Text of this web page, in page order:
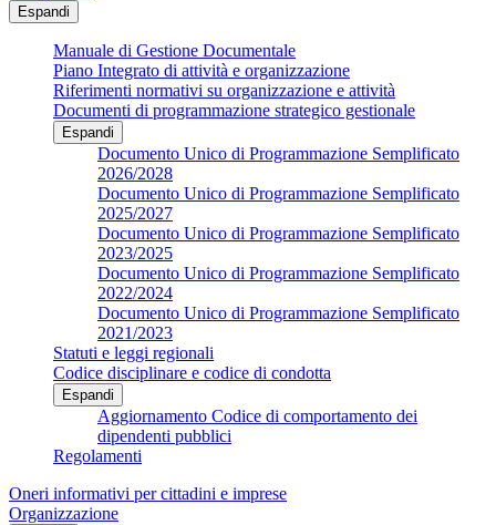
Espandi
Manuale di Gestione Documentale
Piano Integrato di attività e organizzazione
Riferimenti normativi su organizzazione e attività
Documenti di programmazione strategico gestionale
Espandi
Documento Unico di Programmazione Semplificato
2026/2028
Documento Unico di Programmazione Semplificato
2025/2027
Documento Unico di Programmazione Semplificato
2023/2025
Documento Unico di Programmazione Semplificato
2022/2024
Documento Unico di Programmazione Semplificato
2021/2023
Statuti e leggi regionali
Codice disciplinare e codice di condotta
Espandi
Aggiornamento Codice di comportamento dei
dipendenti pubblici
Regolamenti
Oneri informativi per cittadini e imprese
Organizzazione